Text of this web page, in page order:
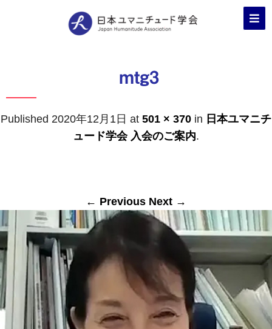
mtg3
Published 2020年12月1日 at 501 × 370 in 日本ユマニチ
ュード学会 入会のご案内.
← Previous Next →